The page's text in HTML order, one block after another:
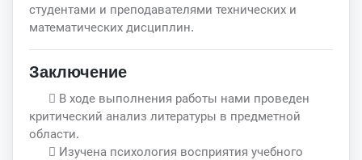
студентами и преподавателями технических и
математических дисциплин.
Заключение
 В ходе выполнения работы нами проведен
критический анализ литературы в предметной
области.
 Изучена психология восприятия учебного